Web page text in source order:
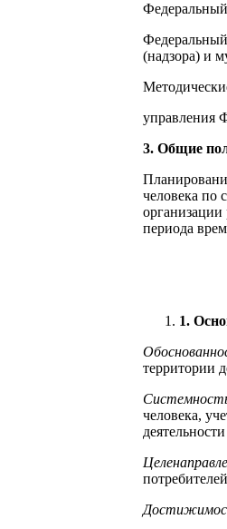
(надзора) и
управления
3. Общие
человека по
организации
периода
1.
территории
человека,